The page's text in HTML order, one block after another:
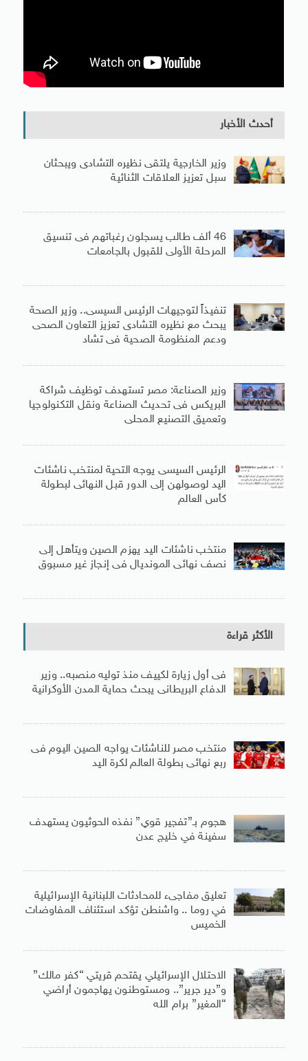
أحدث الأخبار
وزير الخارجية يلتقى نظيره التشادى ويبحثان
سبل تعزيز العلاقات الثنائية
46 ألف طالب يسجلون رغباتهم فى تنسيق
المرحلة الأولى للقبول بالجامعات
تنفيذاً لتوجيهات الرئيس السيسى.. وزير الصحة
يبحث مع نظيره التشادى تعزيز التعاون الصحى
ودعم المنظومة الصحية فى تشاد
وزير الصناعة: مصر تستهدف توظيف شراكة
البريكس فى تحديث الصناعة ونقل التكنولوجيا
وتعميق التصنيع المحلى
الرئيس السيسى يوجه التحية لمنتخب ناشئات
اليد لوصولهن إلى الدور قبل النهائى لبطولة
كأس العالم
منتخب ناشئات اليد يهزم الصين ويتأهل إلى
نصف نهائى المونديال فى إنجاز غير مسبوق
الأكثر قراءة
فى أول زيارة لكييف منذ توليه منصبه.. وزير
الدفاع البريطانى يبحث حماية المدن الأوكرانية
منتخب مصر للناشئات يواجه الصين اليوم فى
ربع نهائى بطولة العالم لكرة اليد
هجوم بـ”تفجير قوي” نفذه الحوثيون يستهدف
سفينة في خليج عدن
تعليق مفاجىء للمحادثات اللبنانية الإسرائيلية
في روما .. واشنطن تؤكد استئناف المفاوضات
الخميس
الاحتلال الإسرائيلي يقتحم قريتي “كفر مالك”
و”دير جرير”.. ومستوطنون يهاجمون أراضي
“المغير” برام الله